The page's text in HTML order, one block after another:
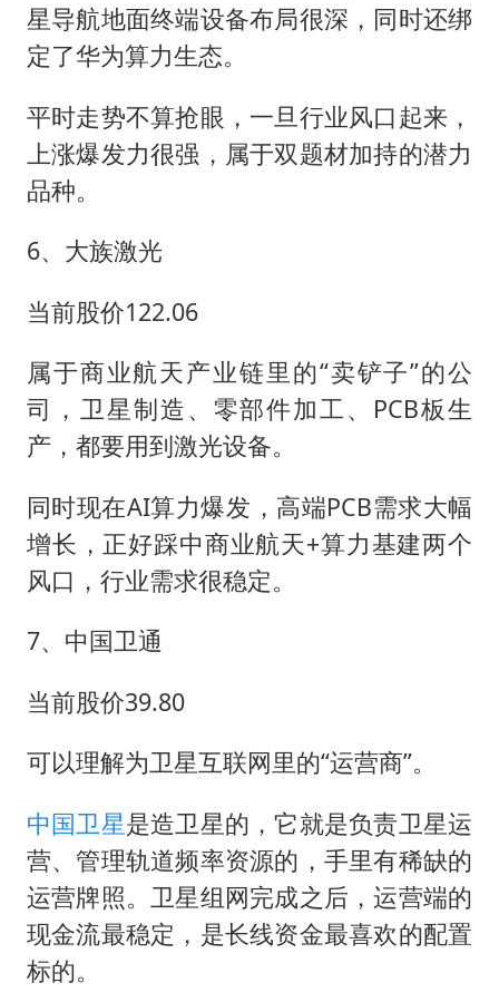
星导航地面终端设备布局很深，同时还绑
定了华为算力生态。
平时走势不算抢眼，一旦行业风口起来，
上涨爆发力很强，属于双题材加持的潜力
品种。
6、大族激光
当前股价122.06
属于商业航天产业链里的“卖铲子”的公
司，卫星制造、零部件加工、PCB板生
产，都要用到激光设备。
同时现在AI算力爆发，高端PCB需求大幅
增长，正好踩中商业航天+算力基建两个
风口，行业需求很稳定。
7、中国卫通
当前股价39.80
可以理解为卫星互联网里的“运营商”。
中国卫星是造卫星的，它就是负责卫星运
营、管理轨道频率资源的，手里有稀缺的
运营牌照。卫星组网完成之后，运营端的
现金流最稳定，是长线资金最喜欢的配置
标的。